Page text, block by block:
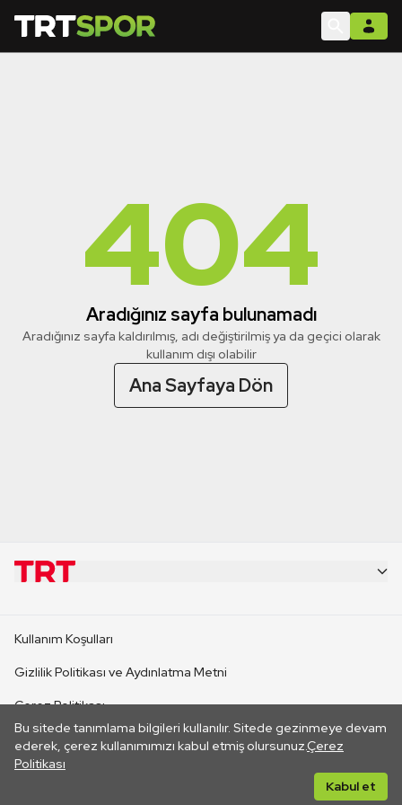
404
Aradığınız sayfa bulunamadı
Aradığınız sayfa kaldırılmış, adı değiştirilmiş ya da geçici olarak
kullanım dışı olabilir
Ana Sayfaya Dön
Bu sitede tanımlama bilgileri kullanılır. Sitede gezinmeye devam
ederek, çerez kullanımımızı kabul etmiş olursunuz.Çerez
Politikası
Kabul et
CANLI YAYINLAR
Kullanım Koşulları
Gizlilik Politikası ve Aydınlatma Metni
Çerez Politikası
İletişim
Her hakkı saklıdır. ©2026 TRT. Bağlantı yoluyla gidilen dış